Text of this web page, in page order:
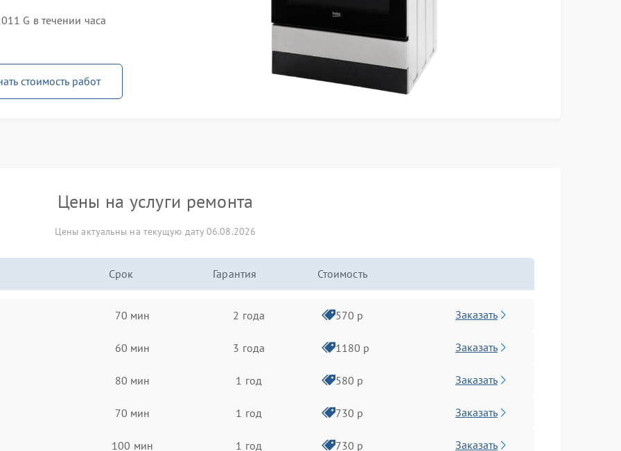
G в течении часа
стоимость работ
Цены на услуги ремонта
Цены актуальны на текущую дату 06.08.2026
Срок Гарантия Стоимость
70 мин 2 года 570 р Заказать
60 мин 3 года 1180 р Заказать
80 мин 1 год 580 р Заказать
70 мин 1 год 730 р Заказать
100 мин 1 год 730 р Заказать